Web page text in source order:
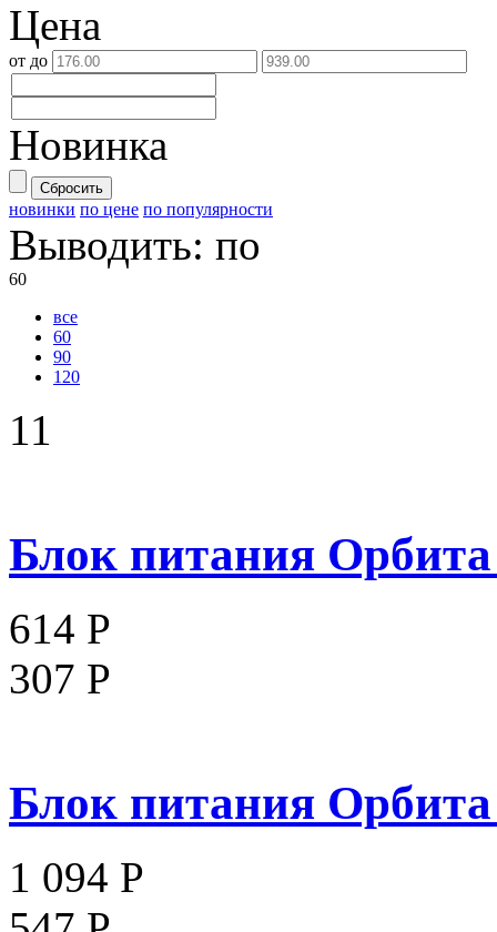
Цена
от до
Новинка
Сбросить
новинки по цене по популярности
Выводить: по
60
все
60
90
120
11
Блок питания
614 Р
307 Р
Блок питания
1 094 Р